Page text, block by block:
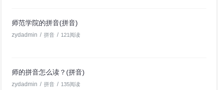
师范学院的拼音(拼音)
zydadmin / 拼音 / 121阅读
师的拼音怎么读？(拼音)
zydadmin / 拼音 / 135阅读